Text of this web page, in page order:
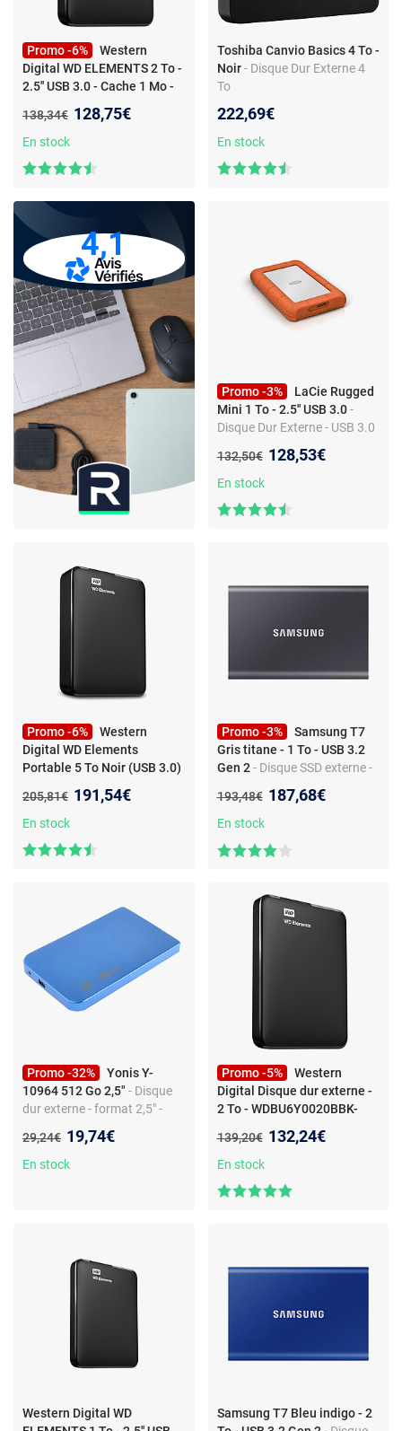
Promo -6%
Western
Digital WD ELEMENTS 2 To -
2.5'' USB 3.0 - Cache 1 Mo -
USB 3.0 2.5'' - Cache 1 Mo
Ancien prix :
138,34€ Nouveau prix :
128,75€
En stock
Toshiba Canvio Basics 4 To -
Noir - Disque Dur Externe 4
To
222,69€
En stock
4,1
Promo -3%
LaCie Rugged
Mini 1 To - 2.5'' USB 3.0 -
Disque Dur Externe - USB 3.0
Ancien prix :
132,50€ Nouveau prix :
128,53€
En stock
Promo -6%
Western
Digital WD Elements
Portable 5 To Noir (USB 3.0)
port USB 3.0 / USB 2.0
Ancien prix :
205,81€ Nouveau prix :
191,54€
En stock
Promo -3%
Samsung T7
Gris titane - 1 To - USB 3.2
Gen 2 - Disque SSD externe -
Ancien prix :
193,48€ Nouveau prix :
187,68€
En stock
Promo -32%
Yonis Y-
10964 512 Go 2,5" - Disque
dur externe - format 2,5" -
portable et bureau - bleu
Ancien prix :
29,24€ Nouveau prix :
19,74€
En stock
Promo -5%
Western
Digital Disque dur externe -
2 To - WDBU6Y0020BBK-
externe 2.5'' sur port USB 3.0
Ancien prix :
139,20€ Nouveau prix :
132,24€
En stock
Western Digital WD
Samsung T7 Bleu indigo - 2